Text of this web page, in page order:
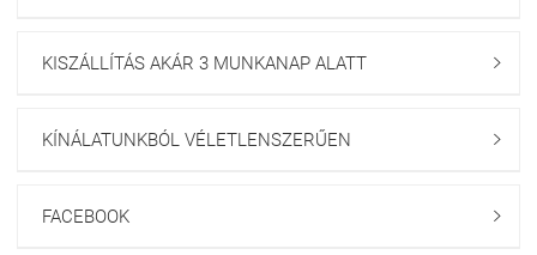
KISZÁLLÍTÁS AKÁR 3 MUNKANAP ALATT 
KÍNÁLATUNKBÓL VÉLETLENSZERŰEN 
FACEBOOK 